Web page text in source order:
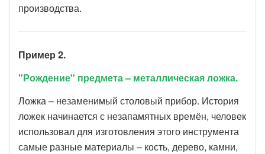
производства.
Пример 2.
"Рождение" предмета – металлическая ложка.
Ложка – незаменимый столовый прибор. История
ложек начинается с незапамятных времён, человек
использовал для изготовления этого инструмента
самые разные материалы – кость, дерево, камни,